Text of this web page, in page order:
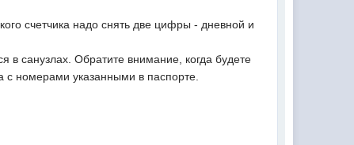
счетчика надо снять две цифры - дневной и
в санузлах. Обратите внимание, когда будете
номерами указанными в паспорте.